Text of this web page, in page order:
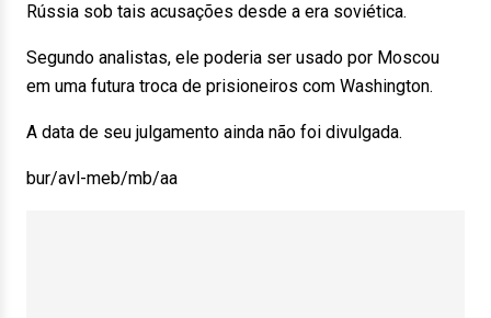
Rússia sob tais acusações desde a era soviética.
Segundo analistas, ele poderia ser usado por Moscou
em uma futura troca de prisioneiros com Washington.
A data de seu julgamento ainda não foi divulgada.
bur/avl-meb/mb/aa